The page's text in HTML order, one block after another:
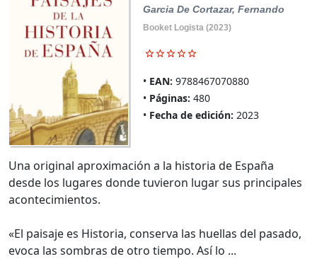
Garcia De Cortazar, Fernando
Booket Logista (2023)
EAN: 9788467070880
Páginas: 480
Fecha de edición: 2023
Una original aproximación a la historia de España
desde los lugares donde tuvieron lugar sus principales
acontecimientos.
«El paisaje es Historia, conserva las huellas del pasado,
evoca las sombras de otro tiempo. Así lo ...